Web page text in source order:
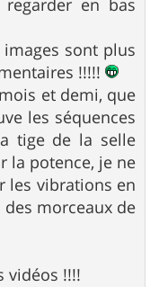
en bas
sont plus
!!!!!
et demi, que
les séquences
tige de la selle
la potence, je ne
les vibrations en
morceaux de
vidéos !!!!